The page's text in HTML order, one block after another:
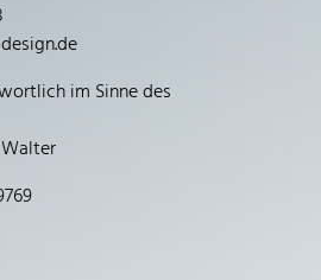
im Sinne des